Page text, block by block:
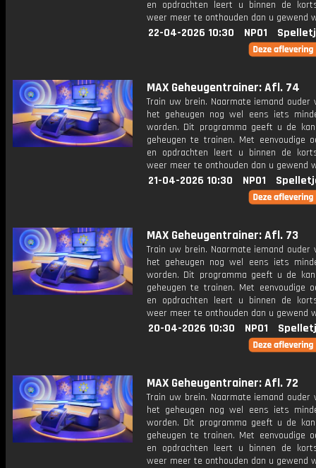
en opdrachten leert u binnen de
weer meer te onthouden dan u gewend
22-04-2026 10:30 NPO1
MAX Geheugentrainer: Afl. 74
Train uw brein. Naarmate iemand ouder
het geheugen nog wel eens iets
worden. Dit programma geeft u de
geheugen te trainen. Met eenvoudige
en opdrachten leert u binnen de
weer meer te onthouden dan u gewend
21-04-2026 10:30 NPO1
MAX Geheugentrainer: Afl. 73
Train uw brein. Naarmate iemand ouder
het geheugen nog wel eens iets
worden. Dit programma geeft u de
geheugen te trainen. Met eenvoudige
en opdrachten leert u binnen de
weer meer te onthouden dan u gewend
20-04-2026 10:30 NPO1
MAX Geheugentrainer: Afl. 72
Train uw brein. Naarmate iemand ouder
het geheugen nog wel eens iets
worden. Dit programma geeft u de
geheugen te trainen. Met eenvoudige
en opdrachten leert u binnen de
weer meer te onthouden dan u gewend